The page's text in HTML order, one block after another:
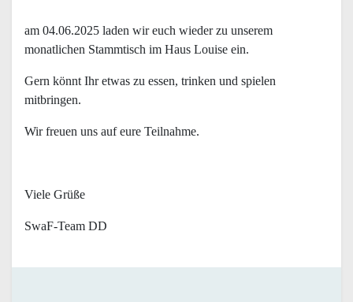
am 04.06.2025 laden wir euch wieder zu unserem
monatlichen Stammtisch im Haus Louise ein.
Gern könnt Ihr etwas zu essen, trinken und spielen
mitbringen.
Wir freuen uns auf eure Teilnahme.
Viele Grüße
SwaF-Team DD